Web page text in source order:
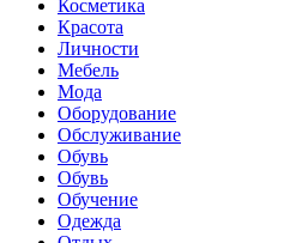
Косметика
Красота
Личности
Мебель
Мода
Оборудование
Обслуживание
Обувь
Обувь
Обучение
Одежда